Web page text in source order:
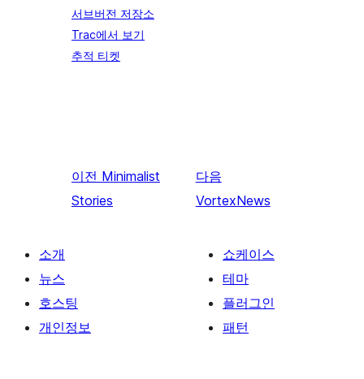
서브버전 저장소
Trac에서 보기
추적 티켓
이전 Minimalist
Stories
다음
VortexNews
소개
뉴스
호스팅
개인정보
쇼케이스
테마
플러그인
패턴